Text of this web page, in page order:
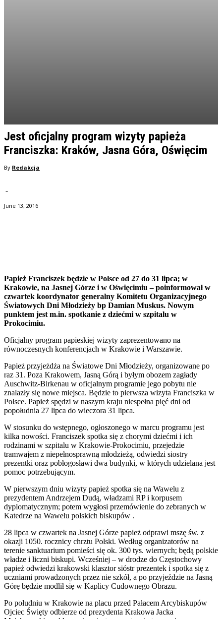
Jest oficjalny program wizyty papieża
Franciszka: Kraków, Jasna Góra, Oświęcim
By Redakcja
-
June 13, 2016
Papież Franciszek będzie w Polsce od 27 do 31 lipca; w
Krakowie, na Jasnej Górze i w Oświęcimiu – poinformował w
czwartek koordynator generalny Komitetu Organizacyjnego
Światowych Dni Młodzieży bp Damian Muskus. Nowym
punktem jest m.in. spotkanie z dziećmi w szpitalu w
Prokocimiu.
Oficjalny program papieskiej wizyty zaprezentowano na
równoczesnych konferencjach w Krakowie i Warszawie.
Papież przyjeżdża na Światowe Dni Młodzieży, organizowane po
raz 31. Poza Krakowem, Jasną Górą i byłym obozem zagłady
Auschwitz-Birkenau w oficjalnym programie jego pobytu nie
znalazły się nowe miejsca. Będzie to pierwsza wizyta Franciszka w
Polsce. Papież spędzi w naszym kraju niespełna pięć dni od
popołudnia 27 lipca do wieczora 31 lipca.
W stosunku do wstępnego, ogłoszonego w marcu programu jest
kilka nowości. Franciszek spotka się z chorymi dziećmi i ich
rodzinami w szpitalu w Krakowie-Prokocimiu, przejedzie
tramwajem z niepełnosprawną młodzieżą, odwiedzi siostry
prezentki oraz pobłogosławi dwa budynki, w których udzielana jest
pomoc potrzebującym.
W pierwszym dniu wizyty papież spotka się na Wawelu z
prezydentem Andrzejem Dudą, władzami RP i korpusem
dyplomatycznym; potem wygłosi przemówienie do zebranych w
Katedrze na Wawelu polskich biskupów .
28 lipca w czwartek na Jasnej Górze papież odprawi mszę św. z
okazji 1050. rocznicy chrztu Polski. Według organizatorów na
terenie sanktuarium pomieści się ok. 300 tys. wiernych; będą polskie
władze i liczni biskupi. Wcześniej – w drodze do Częstochowy
papież odwiedzi krakowski klasztor sióstr prezentek i spotka się z
uczniami prowadzonych przez nie szkół, a po przyjeździe na Jasną
Górę będzie modlił się w Kaplicy Cudownego Obrazu.
Po południu w Krakowie na placu przed Pałacem Arcybiskupów
Ojciec Święty odbierze od prezydenta Krakowa Jacka